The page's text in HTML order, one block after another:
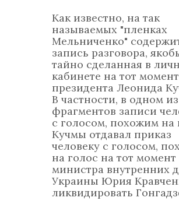
Как известно, на так
называемых "пленках
Мельниченко"
запись разговора,
тайно сделанная в
кабинете на тот момент
президента Леонида
В частности, в одном из
фрагментов записи
с голосом, похожим на
Кучмы отдавал приказ
человеку с голосом,
на голос на тот момент
министра внутренних
Украины Юрия
ликвидировать